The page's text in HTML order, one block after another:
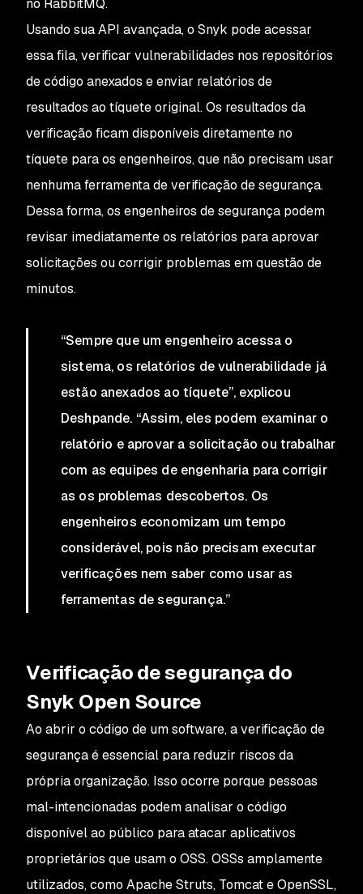
no RabbitMQ.
Usando sua API avançada, o Snyk pode acessar
essa fila, verificar vulnerabilidades nos repositórios
de código anexados e enviar relatórios de
resultados ao tíquete original. Os resultados da
verificação ficam disponíveis diretamente no
tíquete para os engenheiros, que não precisam usar
nenhuma ferramenta de verificação de segurança.
Dessa forma, os engenheiros de segurança podem
revisar imediatamente os relatórios para aprovar
solicitações ou corrigir problemas em questão de
minutos.
“Sempre que um engenheiro acessa o
sistema, os relatórios de vulnerabilidade já
estão anexados ao tíquete”, explicou
Deshpande. “Assim, eles podem examinar o
relatório e aprovar a solicitação ou trabalhar
com as equipes de engenharia para corrigir
as os problemas descobertos. Os
engenheiros economizam um tempo
considerável, pois não precisam executar
verificações nem saber como usar as
ferramentas de segurança.”
Verificação de segurança do
Snyk Open Source
Ao abrir o código de um software, a verificação de
segurança é essencial para reduzir riscos da
própria organização. Isso ocorre porque pessoas
mal-intencionadas podem analisar o código
disponível ao público para atacar aplicativos
proprietários que usam o OSS. OSSs amplamente
utilizados, como Apache Struts, Tomcat e OpenSSL,